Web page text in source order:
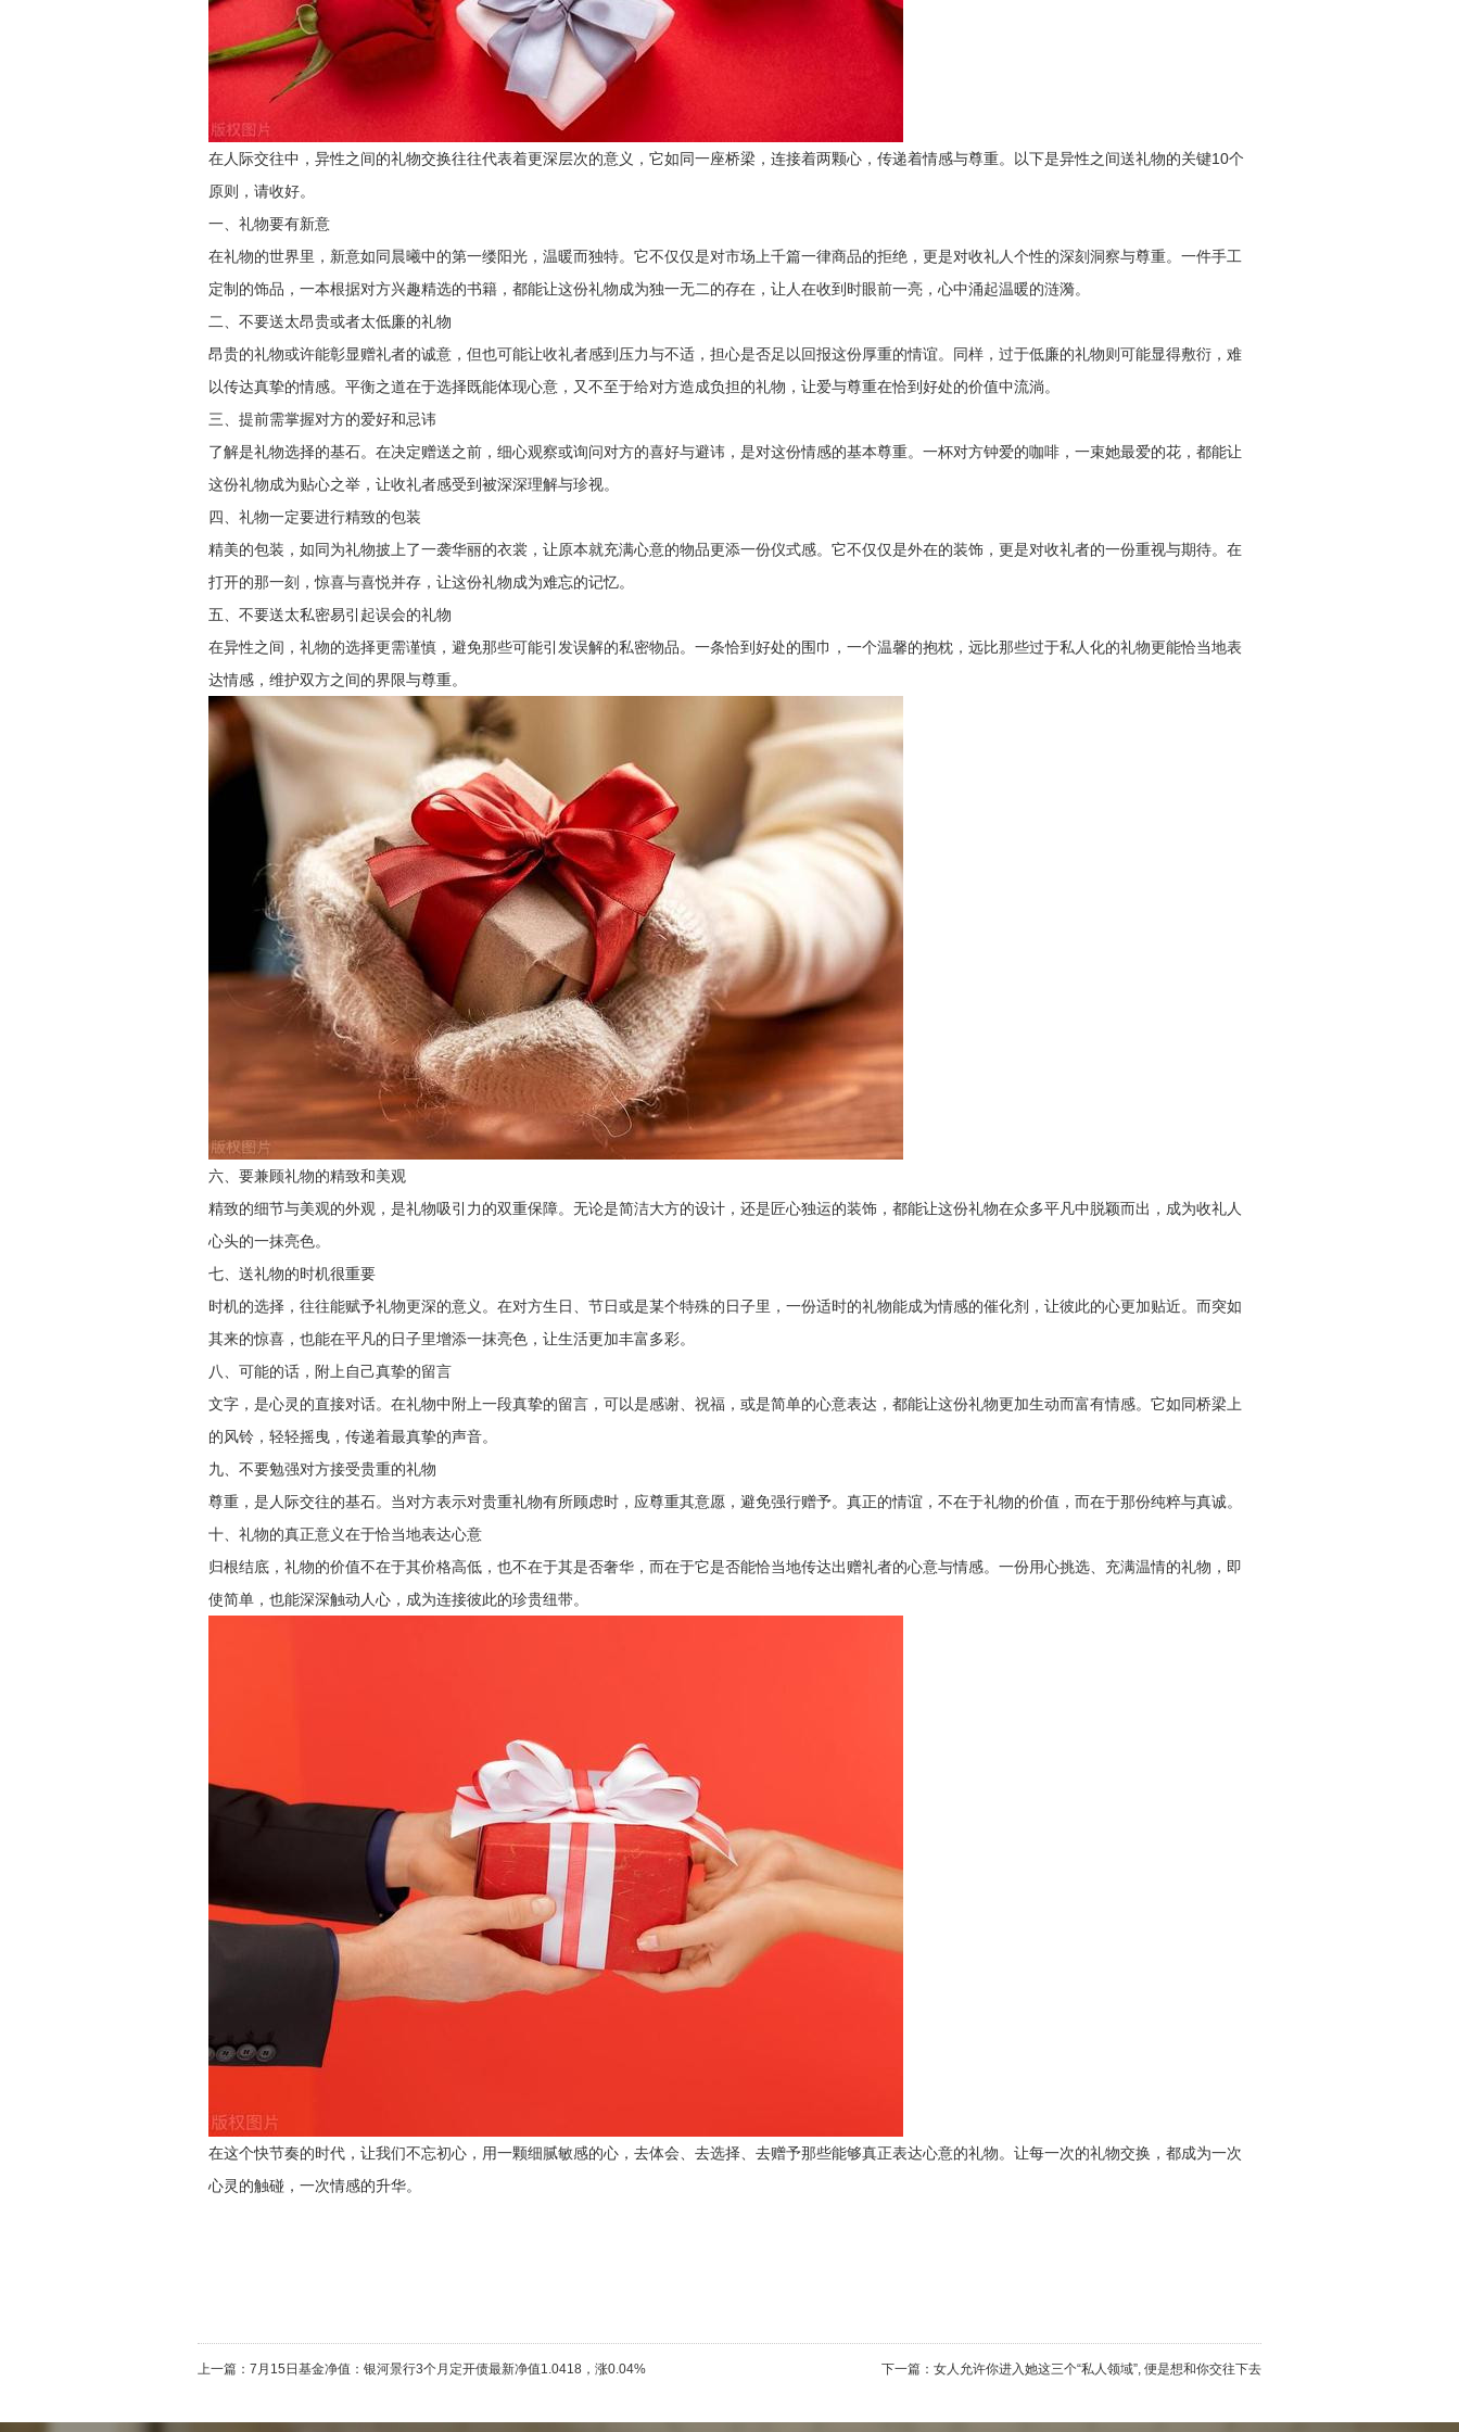
在人际交往中，异性之间的礼物交换往往代表着更深层次的意义，它如同一座桥梁，连接着两颗心，传递着情感与尊重。以下是异性之间送礼物的关键10个
原则，请收好。
一、礼物要有新意
在礼物的世界里，新意如同晨曦中的第一缕阳光，温暖而独特。它不仅仅是对市场上千篇一律商品的拒绝，更是对收礼人个性的深刻洞察与尊重。一件手工
定制的饰品，一本根据对方兴趣精选的书籍，都能让这份礼物成为独一无二的存在，让人在收到时眼前一亮，心中涌起温暖的涟漪。
二、不要送太昂贵或者太低廉的礼物
昂贵的礼物或许能彰显赠礼者的诚意，但也可能让收礼者感到压力与不适，担心是否足以回报这份厚重的情谊。同样，过于低廉的礼物则可能显得敷衍，难
以传达真挚的情感。平衡之道在于选择既能体现心意，又不至于给对方造成负担的礼物，让爱与尊重在恰到好处的价值中流淌。
三、提前需掌握对方的爱好和忌讳
了解是礼物选择的基石。在决定赠送之前，细心观察或询问对方的喜好与避讳，是对这份情感的基本尊重。一杯对方钟爱的咖啡，一束她最爱的花，都能让
这份礼物成为贴心之举，让收礼者感受到被深深理解与珍视。
四、礼物一定要进行精致的包装
精美的包装，如同为礼物披上了一袭华丽的衣裳，让原本就充满心意的物品更添一份仪式感。它不仅仅是外在的装饰，更是对收礼者的一份重视与期待。在
打开的那一刻，惊喜与喜悦并存，让这份礼物成为难忘的记忆。
五、不要送太私密易引起误会的礼物
在异性之间，礼物的选择更需谨慎，避免那些可能引发误解的私密物品。一条恰到好处的围巾，一个温馨的抱枕，远比那些过于私人化的礼物更能恰当地表
达情感，维护双方之间的界限与尊重。
六、要兼顾礼物的精致和美观
精致的细节与美观的外观，是礼物吸引力的双重保障。无论是简洁大方的设计，还是匠心独运的装饰，都能让这份礼物在众多平凡中脱颖而出，成为收礼人
心头的一抹亮色。
七、送礼物的时机很重要
时机的选择，往往能赋予礼物更深的意义。在对方生日、节日或是某个特殊的日子里，一份适时的礼物能成为情感的催化剂，让彼此的心更加贴近。而突如
其来的惊喜，也能在平凡的日子里增添一抹亮色，让生活更加丰富多彩。
八、可能的话，附上自己真挚的留言
文字，是心灵的直接对话。在礼物中附上一段真挚的留言，可以是感谢、祝福，或是简单的心意表达，都能让这份礼物更加生动而富有情感。它如同桥梁上
的风铃，轻轻摇曳，传递着最真挚的声音。
九、不要勉强对方接受贵重的礼物
尊重，是人际交往的基石。当对方表示对贵重礼物有所顾虑时，应尊重其意愿，避免强行赠予。真正的情谊，不在于礼物的价值，而在于那份纯粹与真诚。
十、礼物的真正意义在于恰当地表达心意
归根结底，礼物的价值不在于其价格高低，也不在于其是否奢华，而在于它是否能恰当地传达出赠礼者的心意与情感。一份用心挑选、充满温情的礼物，即
使简单，也能深深触动人心，成为连接彼此的珍贵纽带。
在这个快节奏的时代，让我们不忘初心，用一颗细腻敏感的心，去体会、去选择、去赠予那些能够真正表达心意的礼物。让每一次的礼物交换，都成为一次
心灵的触碰，一次情感的升华。
上一篇： 7月15日基金净值：银河景行3个月定开债最新净值1.0418，涨0.04% 下一篇： 女人允许你进入她这三个“私人领域”, 便是想和你交往下去